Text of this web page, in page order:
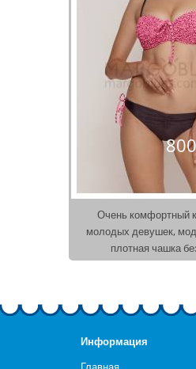
Очень комфортный
молодых девушек,
плотная чашка
Информация